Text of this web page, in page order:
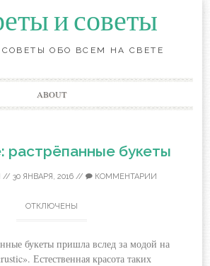
и советы
ОБО ВСЕМ НА СВЕТЕ
Перейти
к
ABOUT
растрёпанные букеты
// 30 ЯНВАРЯ, 2016// КОММЕНТАРИИ
ОТКЛЮЧЕНЫ
букеты пришла вслед за модой на
Естественная красота таких